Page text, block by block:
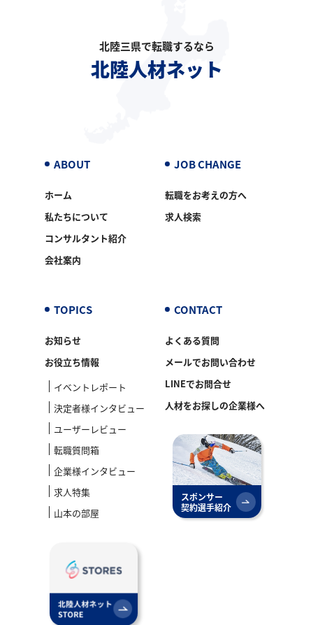
北陸三県で転職するなら
北陸人材ネット
ABOUT
ホーム
私たちについて
コンサルタント紹介
会社案内
JOB CHANGE
転職をお考えの方へ
求人検索
TOPICS
お知らせ
お役立ち情報
イベントレポート
決定者様インタビュー
ユーザーレビュー
転職質問箱
企業様インタビュー
求人特集
山本の部屋
CONTACT
よくある質問
メールでお問い合わせ
LINEでお問合せ
人材をお探しの企業様へ
スポンサー
契約選手紹介